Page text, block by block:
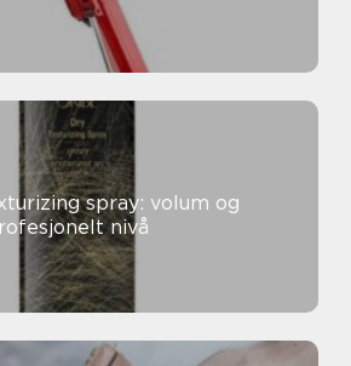
spray: volum og
nivå